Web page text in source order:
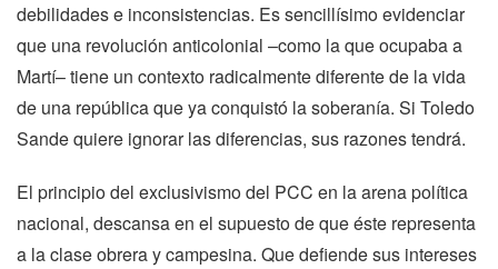
debilidades e inconsistencias. Es sencillísimo evidenciar
que una revolución anticolonial –como la que ocupaba a
Martí– tiene un contexto radicalmente diferente de la vida
de una república que ya conquistó la soberanía. Si Toledo
Sande quiere ignorar las diferencias, sus razones tendrá.
El principio del exclusivismo del PCC en la arena política
nacional, descansa en el supuesto de que éste representa
a la clase obrera y campesina. Que defiende sus intereses